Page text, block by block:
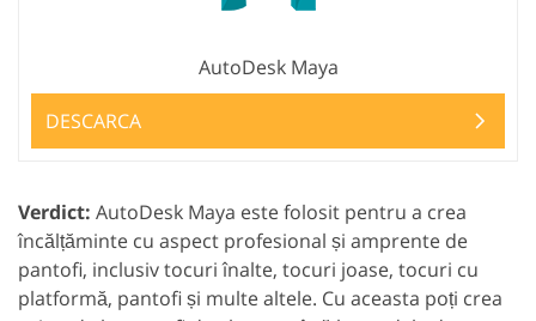
AutoDesk Maya
DESCARCA
Verdict: AutoDesk Maya este folosit pentru a crea
încălțăminte cu aspect profesional și amprente de
pantofi, inclusiv tocuri înalte, tocuri joase, tocuri cu
platformă, pantofi și multe altele. Cu aceasta poți crea